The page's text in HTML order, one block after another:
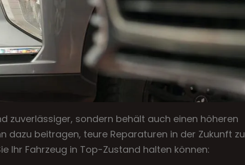
zuverlässiger, sondern behält auch einen höheren
dazu beitragen, teure Reparaturen in der Zukunft zu
Ihr Fahrzeug in Top-Zustand halten können: